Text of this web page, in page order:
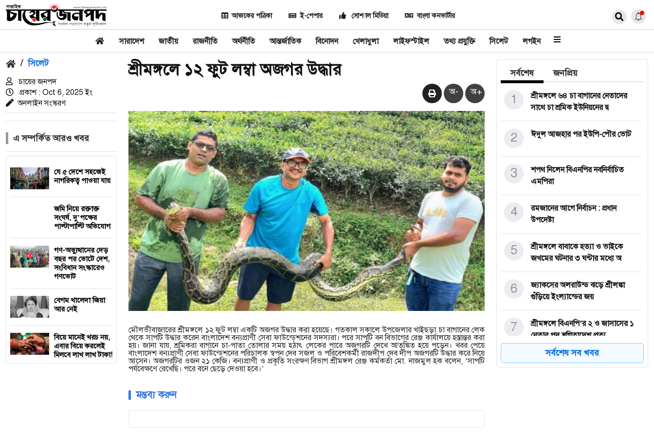
আজকের পত্রিকা ই-পেপার সোশ্যাল মিডিয়া বাংলা কনভার্টার
সারাদেশ জাতীয় রাজনীতি অর্থনীতি আন্তর্জাতিক বিনোদন খেলাধুলা লাইফস্টাইল তথ্য প্রযুক্তি সিলেট লগইন
/ সিলেট
চায়ের জনপদ
প্রকাশ : Oct 6, 2025 ইং
অনলাইন সংস্করণ
এ সম্পর্কিত আরও খবর
যে ৫ দেশে সহজেই
নাগরিকত্ব পাওয়া যায়
জমি নিয়ে রক্তাক্ত
সংঘর্ষ, দু’পক্ষের
পাল্টাপাল্টি অভিযোগ
গণ-অভ্যুত্থানের দেড়
বছর পর ভোটে দেশ,
সংবিধান সংস্কারেও
গণভোট
বেগম খালেদা জিয়া
আর নেই
বিয়ে মানেই খরচ নয়,
এবার বিয়ে করলেই
মিলবে লাখ লাখ টাকা!
শ্রীমঙ্গলে ১২ ফুট লম্বা অজগর উদ্ধার
অ- অ+
মৌলভীবাজারের শ্রীমঙ্গলে ১২ ফুট লম্বা একটি অজগর উদ্ধার করা হয়েছে। গতকাল সকালে উপজেলার খাইছড়া চা বাগানের লেক
থেকে সাপটি উদ্ধার করেন বাংলাদেশ বন্যপ্রাণী সেবা ফাউন্ডেশনের সদস্যরা। পরে সাপটি বন বিভাগের রেঞ্জ কার্যালয়ে হস্তান্তর করা
হয়। জানা যায়, শ্রমিকরা বাগানে চা-পাতা তোলার সময় হঠাৎ লেকের পারে অজগরটি দেখে আতঙ্কিত হয়ে পড়েন। খবর পেয়ে
বাংলাদেশ বন্যপ্রাণী সেবা ফাউন্ডেশনের পরিচালক স্বপন দেব সজল ও পরিবেশকর্মী রাজদীপ দেব দীপ অজগরটি উদ্ধার করে নিয়ে
আসেন। অজগরটির ওজন ২১ কেজি। বন্যপ্রাণী ও প্রকৃতি সংরক্ষণ বিভাগ শ্রীমঙ্গল রেঞ্জ কর্মকর্তা মো. নাজমুল হক বলেন, ‘সাপটি
পর্যবেক্ষণে রেখেছি। পরে বনে ছেড়ে দেওয়া হবে।’
মন্তব্য করুন
সর্বশেষ জনপ্রিয়
শ্রীমঙ্গলে ৬৪ চা বাগানের নেতাদের
সাথে চা শ্রমিক ইউনিয়নের দ্ব
1
ঈদুল আজহার পর ইউপি-পৌর ভোট
2
শপথ নিলেন বিএনপির নবনির্বাচিত
এমপিরা
3
রমজানের আগে নির্বাচন : প্রধান
উপদেষ্টা
4
শ্রীমঙ্গলে বাবাকে হত্যা ও ভাইকে
জখমের ঘটনার ৩ ঘন্টার মধ্যে অ
5
জ্যাকসের অলরাউন্ড ঝড়ে শ্রীলঙ্কা
গুঁড়িয়ে ইংল্যান্ডের জয়
6
শ্রীমঙ্গলে বিএনপি’র ২ ও জাসাসের ১
নেতার পদ স্থগিতাদেশ প্রত্য
7
টানা ৫ দিনের ছুটিতে যাচ্ছে
8
সর্বশেষ সব খবর